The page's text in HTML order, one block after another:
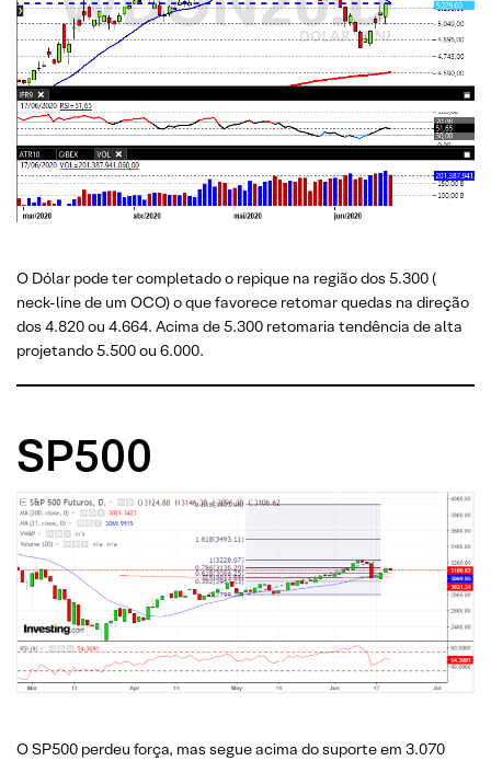
O Dólar pode ter completado o repique na região dos 5.300 (
neck-line de um OCO) o que favorece retomar quedas na direção
dos 4.820 ou 4.664. Acima de 5.300 retomaria tendência de alta
projetando 5.500 ou 6.000.
SP500
O SP500 perdeu força, mas segue acima do suporte em 3.070